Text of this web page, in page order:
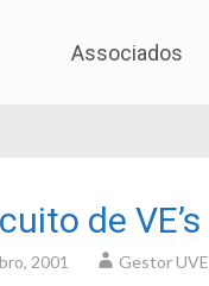
to
Associados
de VE’s
2001 Gestor UVE